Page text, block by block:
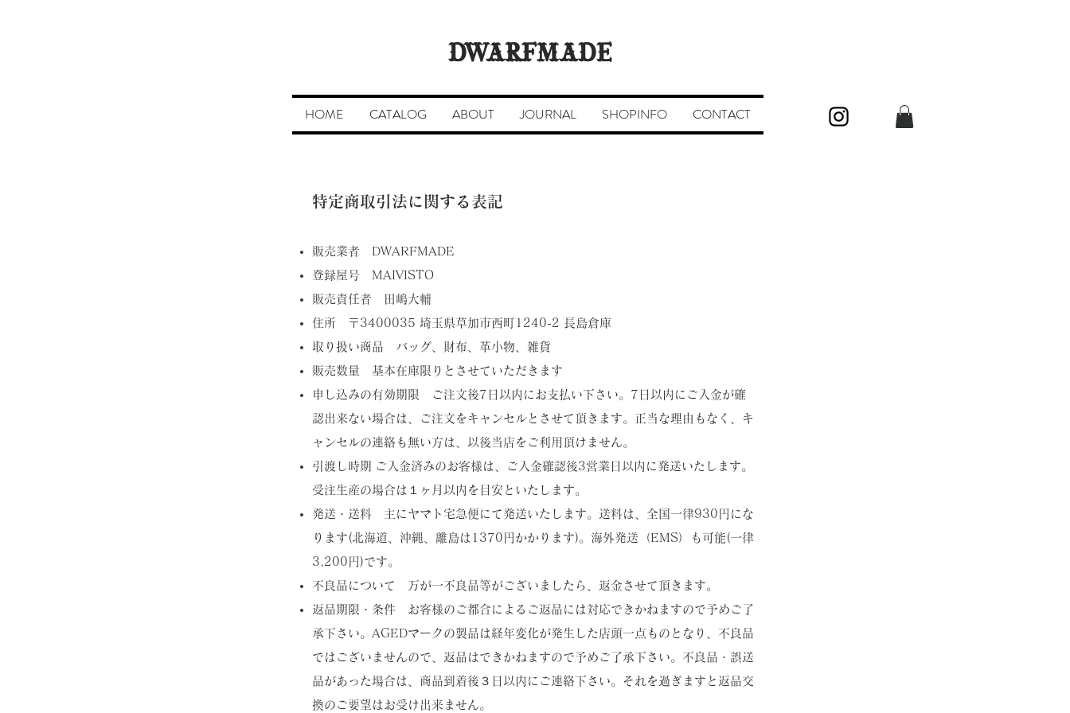
DWARFMADE
HOME CATALOG ABOUT JOURNAL SHOPINFO CONTACT
特定商取引法に関する表記
​販売業者 DWARFMADE
登録屋号 MAIVISTO
​販売責任者
田嶋大輔
​住所 〒3400035 埼玉県草加市西町1240-2 長島倉庫
​取り扱い商品 バッグ、財布、革小物、雑貨
​販売数量 基本在庫限りとさせていただきます
​申し込みの有効期限
ご注文後7日以内にお支払い下さい。7日以内にご入金が確
認出来ない場合は、ご注文をキャンセルとさせて頂きます。正当な理由もなく、キ
ャンセルの連絡も無い方は、以後当店をご利用頂けません。
​引渡し時期 ​ご入金済みのお客様は、ご入金確認後3営業日以内に発送いたします。
受注生産の場合は１ヶ月以内を目安といたします。
​発送・送料 主にヤマト宅急便にて発送いたします。送料は、全国一律930円にな
ります(北海道、沖縄、離島は1370 円かかります)。海外発送（EMS）も可能(一律
3,200円)です。
​不良品について ​万が一不良品等がございましたら、返金させて頂きます。
​返品期限・条件
お客様のご都合によるご返品には対応できかねますので予めご了
承下さい。AGEDマークの製品は経年変化が発生した店頭一点ものとなり、不良品
ではございませんので、返品はできかねますので予めご了承下さい。不良品・誤送
品があった場合は、商品到着後３日以内にご連絡下さい。それを過ぎますと返品交
換のご要望はお受け出来ません。